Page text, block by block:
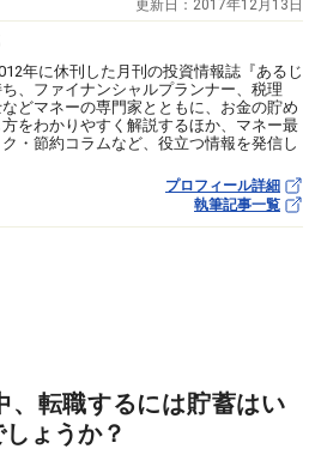
更新日： 2017年12月13日
年に休刊した月刊の投資情報誌『あるじ
、ファイナンシャルプランナー、税理
どマネーの専門家とともに、お金の貯め
をわかりやすく解説するほか、マネー最
・節約コラムなど、役立つ情報を発信し
プロフィール詳細
執筆記事一覧
、転職するには貯蓄はい
ょうか？